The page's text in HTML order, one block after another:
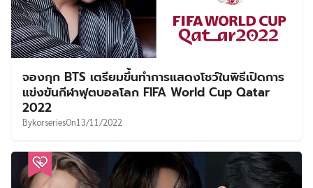
จองกุก BTS เตรียมขึ้นทำการแสดงโชว์ในพิธีเปิดการ
แข่งขันกีฬาฟุตบอลโลก FIFA World Cup Qatar
2022
BykorseriesOn13/11/2022